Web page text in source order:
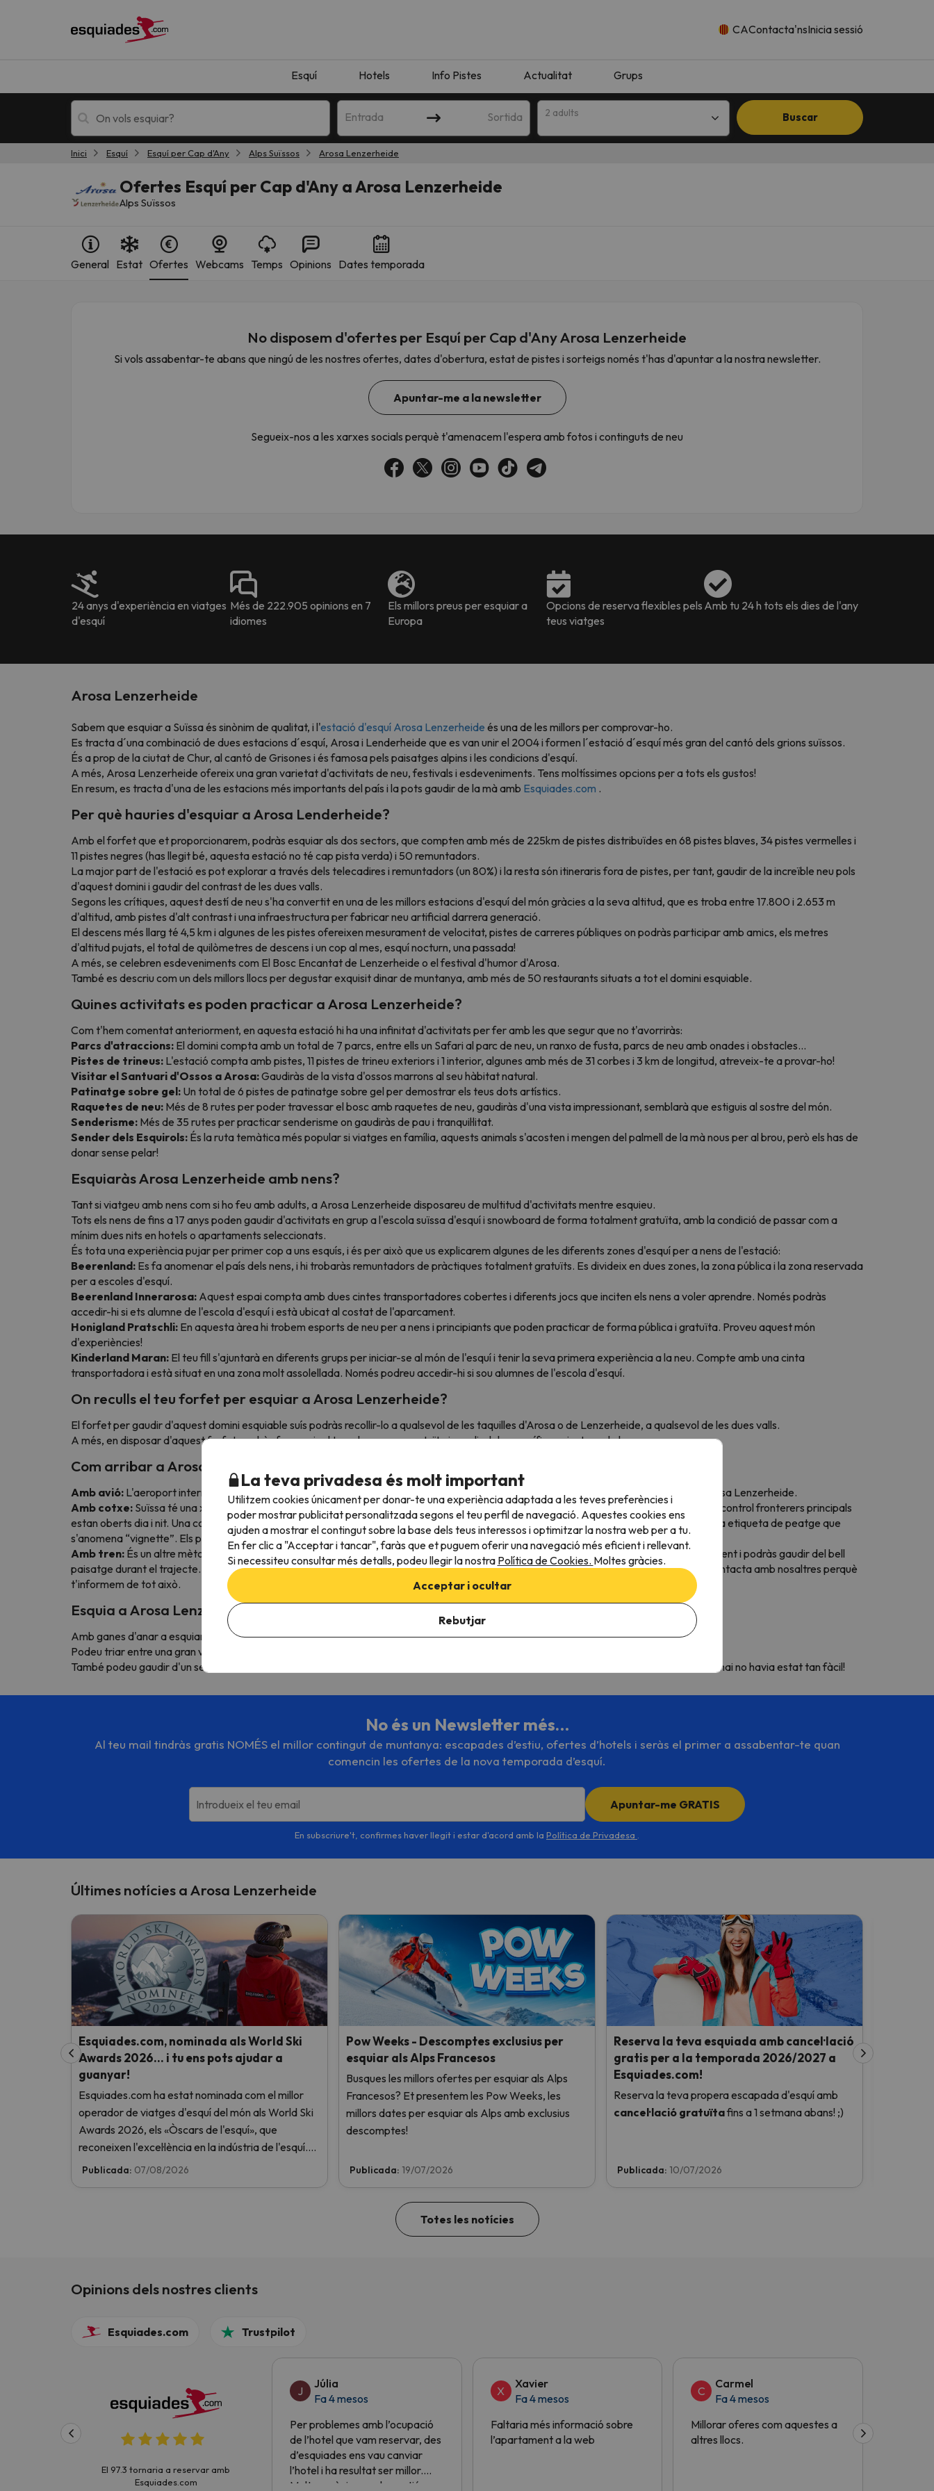
CAContacta'nsInicia sessió
Esquí Hotels Info Pistes Actualitat Grups
Entrada Sortida 2 adults Buscar
Esquí Escapades
Vaja! Sembla que el nostre cercador ha perdut el nord. Quan trobi la seva brúixola torna.
Inici Esquí Esquí per Cap d'Any Alps Suïssos Arosa Lenzerheide
Ofertes Esquí per Cap d'Any a Arosa Lenzerheide
Alps Suïssos
General Estat Ofertes Webcams Temps Opinions Dates temporada
No disposem d'ofertes per Esquí per Cap d'Any Arosa Lenzerheide
Si vols assabentar-te abans que ningú de les nostres ofertes, dates d'obertura, estat de pistes i sorteigs només t'has d'apuntar a la nostra newsletter.
Apuntar-me a la newsletter
Segueix-nos a les xarxes socials perquè t'amenacem l'espera amb fotos i continguts de neu
24 anys d'experiència en viatges
d'esquí
Més de 222.905 opinions en 7
idiomes
Els millors preus per esquiar a
Europa
Opcions de reserva flexibles pels
teus viatges
Amb tu 24 h tots els dies de l'any
Arosa Lenzerheide
Sabem que esquiar a Suïssa és sinònim de qualitat, i l'estació d'esquí Arosa Lenzerheide és una de les millors per comprovar-ho.
Es tracta d´una combinació de dues estacions d´esquí, Arosa i Lenderheide que es van unir el 2004 i formen l´estació d´esquí més gran del cantó dels grions suïssos.
És a prop de la ciutat de Chur, al cantó de Grisones i és famosa pels paisatges alpins i les condicions d'esquí.
A més, Arosa Lenzerheide ofereix una gran varietat d'activitats de neu, festivals i esdeveniments. Tens moltíssimes opcions per a tots els gustos!
En resum, es tracta d'una de les estacions més importants del país i la pots gaudir de la mà amb Esquiades.com .
Per què hauries d'esquiar a Arosa Lenderheide?
Amb el forfet que et proporcionarem, podràs esquiar als dos sectors, que compten amb més de 225km de pistes distribuïdes en 68 pistes blaves, 34 pistes vermelles i
11 pistes negres (has llegit bé, aquesta estació no té cap pista verda) i 50 remuntadors.
La major part de l'estació es pot explorar a través dels telecadires i remuntadors (un 80%) i la resta són itineraris fora de pistes, per tant, gaudir de la increïble neu pols
d'aquest domini i gaudir del contrast de les dues valls.
Segons les crítiques, aquest destí de neu s'ha convertit en una de les millors estacions d'esquí del món gràcies a la seva altitud, que es troba entre 17.800 i 2.653 m
d'altitud, amb pistes d'alt contrast i una infraestructura per fabricar neu artificial darrera generació.
El descens més llarg té 4,5 km i algunes de les pistes ofereixen mesurament de velocitat, pistes de carreres públiques on podràs participar amb amics, els metres
d'altitud pujats, el total de quilòmetres de descens i un cop al mes, esquí nocturn, una passada!
A més, se celebren esdeveniments com El Bosc Encantat de Lenzerheide o el festival d'humor d'Arosa.
També es descriu com un dels millors llocs per degustar exquisit dinar de muntanya, amb més de 50 restaurants situats a tot el domini esquiable.
Quines activitats es poden practicar a Arosa Lenzerheide?
Com t'hem comentat anteriorment, en aquesta estació hi ha una infinitat d'activitats per fer amb les que segur que no t'avorriràs:
Parcs d'atraccions: El domini compta amb un total de 7 parcs, entre ells un Safari al parc de neu, un ranxo de fusta, parcs de neu amb onades i obstacles…
Pistes de trineus: L'estació compta amb pistes, 11 pistes de trineu exteriors i 1 interior, algunes amb més de 31 corbes i 3 km de longitud, atreveix-te a provar-ho!
Visitar el Santuari d'Ossos a Arosa:Gaudiràs de la vista d'ossos marrons al seu hàbitat natural.
Patinatge sobre gel: Un total de 6 pistes de patinatge sobre gel per demostrar els teus dots artístics.
Raquetes de neu: Més de 8 rutes per poder travessar el bosc amb raquetes de neu, gaudiràs d'una vista impressionant, semblarà que estiguis al sostre del món.
Senderisme: Més de 35 rutes per practicar senderisme on gaudiràs de pau i tranquil·litat.
Sender dels Esquirols: És la ruta temàtica més popular si viatges en família, aquests animals s'acosten i mengen del palmell de la mà nous per al brou, però els has de
donar sense pelar!
Esquiaràs Arosa Lenzerheide amb nens?
Tant si viatgeu amb nens com si ho feu amb adults, a Arosa Lenzerheide disposareu de multitud d'activitats mentre esquieu.
Tots els nens de fins a 17 anys poden gaudir d'activitats en grup a l'escola suïssa d'esquí i snowboard de forma totalment gratuïta, amb la condició de passar com a
mínim dues nits en hotels o apartaments seleccionats.
És tota una experiència pujar per primer cop a uns esquís, i és per això que us explicarem algunes de les diferents zones d'esquí per a nens de l'estació:
Beerenland: Es fa anomenar el país dels nens, i hi trobaràs remuntadors de pràctiques totalment gratuïts. Es divideix en dues zones, la zona pública i la zona reservada
per a escoles d'esquí.
Beerenland Innerarosa: Aquest espai compta amb dues cintes transportadores cobertes i diferents jocs que inciten els nens a voler aprendre. Només podràs
accedir-hi si ets alumne de l'escola d'esquí i està ubicat al costat de l'aparcament.
Honigland Pratschli: En aquesta àrea hi trobem esports de neu per a nens i principiants que poden practicar de forma pública i gratuïta. Proveu aquest món
d'experiències!
Kinderland Maran: El teu fill s'ajuntarà en diferents grups per iniciar-se al món de l'esquí i tenir la seva primera experiència a la neu. Compte amb una cinta
transportadora i està situat en una zona molt assolellada. Només podreu accedir-hi si sou alumnes de l'escola d'esquí.
On reculls el teu forfet per esquiar a Arosa Lenzerheide?
El forfet per gaudir d'aquest domini esquiable suís podràs recollir-lo a qualsevol de les taquilles d'Arosa o de Lenzerheide, a qualsevol de les dues valls.
A més, en disposar d'aquest forfet, podràs fer servir el tren de manera gratuïta i gaudir dels magnífics paisatges de la zona.
Com arribar a Arosa Lenzerheide?
Amb avió: L'aeroport internacional més proper és el de Zuric i des d'allà només tindràs 2 hores per viatjar amb cotxe o transfer fins a Arosa Lenzerheide.
Amb cotxe: Suïssa té una xarxa de carreteres ben desenvolupada, igual que els països veïns com França o Alemanya, i tots els punts de control fronterers principals
estan oberts dia i nit. Una cosa que has de tenir en compte és que és imprescindible conduir per les autopistes i autovies de Suïssa amb una etiqueta de peatge que
s'anomena “vignette”. Els pots comprar a la frontera o bé a qualsevol estació de servei.
Amb tren: És un altre mètode que molts esquiadors pensen que és la millor manera d'arribar a Arosa, ja que el servei de tren és molt eficient i podràs gaudir del bell
paisatge durant el trajecte. A més, recorda que si has contractat el forfet, tindràs el tiquet de tren gratuït des de la població de Cuera. Contacta amb nosaltres perquè
t'informem de tot això.
Esquia a Arosa Lenzerheide amb Esquiades.com
Amb ganes d'anar a esquiar, oi? No mentíem quan parlàvem de com és d'increïble i completa aquesta estació.
Podeu triar entre una gran varietat d'hotels i apartaments per a l'estació d'esquí d'Arosa Lenzerheide.
També podeu gaudir d'un servei d'Atenció al Client les 24 hores del dia durant 324 dies l'any. Organitzar el teu viatge a Domoliti Superski mai no havia estat tan fàcil!
No és un Newsletter més…
Al teu mail tindràs gratis NOMÉS el millor contingut de muntanya: escapades d’estiu, ofertes d’hotels i seràs el primer a assabentar-te quan
comencin les ofertes de la nova temporada d’esquí.
Introdueix el teu email Apuntar-me GRATIS
En subscriure't, confirmes haver llegit i estar d'acord amb la Política de Privadesa
Últimes notícies a Arosa Lenzerheide
Esquiades.com, nominada als World Ski
Awards 2026… i tu ens pots ajudar a
guanyar!
Esquiades.com ha estat nominada com el millor
operador de viatges d'esquí del món als World Ski
Awards 2026, els «Òscars de l'esquí», que
reconeixen l'excel·lència en la indústria de l'esquí.
Vota ara i ajuda'ns a arribar al capdamunt!
Publicada: 07/08/2026
Pow Weeks - Descomptes exclusius per
esquiar als Alps Francesos
Busques les millors ofertes per esquiar als Alps
Francesos? Et presentem les Pow Weeks, les
millors dates per esquiar als Alps amb exclusius
descomptes!
Publicada: 19/07/2026
Reserva la teva esquiada amb cancel·lació
gratis per a la temporada 2026/2027 a
Esquiades.com!
Reserva la teva propera escapada d'esquí amb
cancel·lació gratuïtafins a 1 setmana abans! ;)
Publicada: 10/07/2026
Totes les notícies
Opinions dels nostres clients
Esquiades.com Trustpilot
El 97.3 tornaria a reservar amb
Esquiades.com
J
Júlia
Fa 4 mesos
Per problemes amb l’ocupació
de l’hotel que vam reservar, des
d’esquiades ens vau canviar
l’hotel i ha resultat ser millor.
Moltes gràcies per la gestió.
X
Xavier
Fa 4 mesos
Faltaria més informació sobre
l’apartament a la web
C
Carmel
Fa 4 mesos
Millorar oferes com aquestes a
altres llocs.
La teva privadesa és molt important
Utilitzem cookies únicament per donar-te una experiència adaptada a les teves preferències i
poder mostrar publicitat personalitzada segons el teu perfil de navegació. Aquestes cookies ens
ajuden a mostrar el contingut sobre la base dels teus interessos i optimitzar la nostra web per a tu.
En fer clic a "Acceptar i tancar", faràs que et puguem oferir una navegació més eficient i rellevant.
Si necessiteu consultar més detalls, podeu llegir la nostra Política de Cookies. Moltes gràcies.
Acceptar i ocultar
Rebutjar